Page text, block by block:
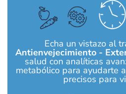
Echa un vistazo al
Antienvejecimiento -
salud con analíticas
metabólico para ayudarte
precisos para